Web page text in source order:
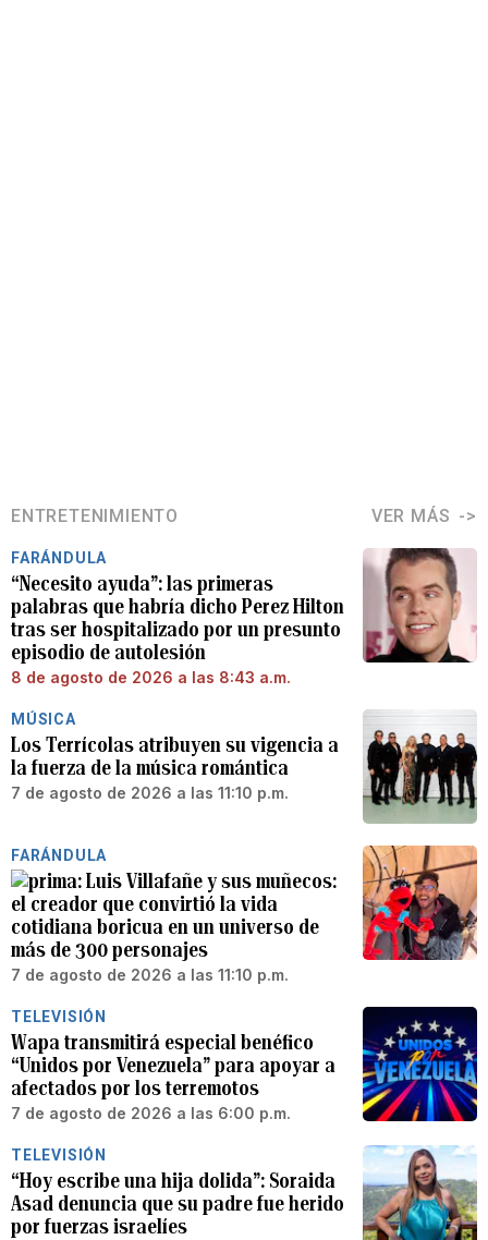
ENTRETENIMIENTO VER MÁS
FARÁNDULA
“Necesito ayuda”: las primeras
palabras que habría dicho Perez Hilton
tras ser hospitalizado por un presunto
episodio de autolesión
8 de agosto de 2026 a las 8:43 a.m.
MÚSICA
Los Terrícolas atribuyen su vigencia a
la fuerza de la música romántica
7 de agosto de 2026 a las 11:10 p.m.
FARÁNDULA
Luis Villafañe y sus muñecos:
el creador que convirtió la vida
cotidiana boricua en un universo de
más de 300 personajes
7 de agosto de 2026 a las 11:10 p.m.
TELEVISIÓN
Wapa transmitirá especial benéfico
“Unidos por Venezuela” para apoyar a
afectados por los terremotos
7 de agosto de 2026 a las 6:00 p.m.
TELEVISIÓN
“Hoy escribe una hija dolida”: Soraida
Asad denuncia que su padre fue herido
por fuerzas israelíes